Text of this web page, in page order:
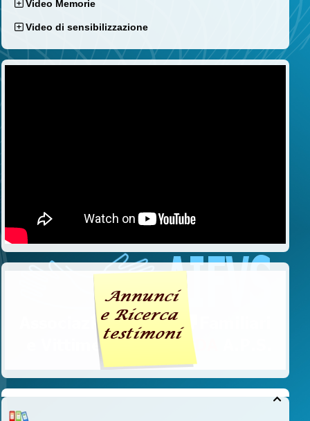
Video Memorie
Video di sensibilizzazione
